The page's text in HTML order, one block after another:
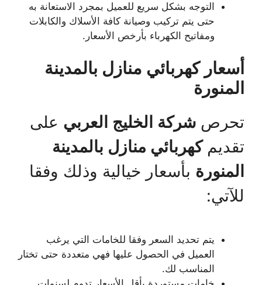
التوجه بشكل سريع للعميل بمجرد الاستعانة به
حتى يتم تركيب وصيانة كافة الأسلاك والكابلات
ومفاتيح الكهرباء بأرخص الأسعار.
أسعار كهربائي منازل بالمدينة
المنورة
تحرص شركة الخليج العربي على
تقديمكهربائي منازل بالمدينة
المنورة بأسعار خيالية وذلك وفقا
للآتي:
يتم تحديد السعر وفقا للخامات التي يرغب
العميل في الحصول عليها فهي متعددة حتى تختار
المناسب لك.